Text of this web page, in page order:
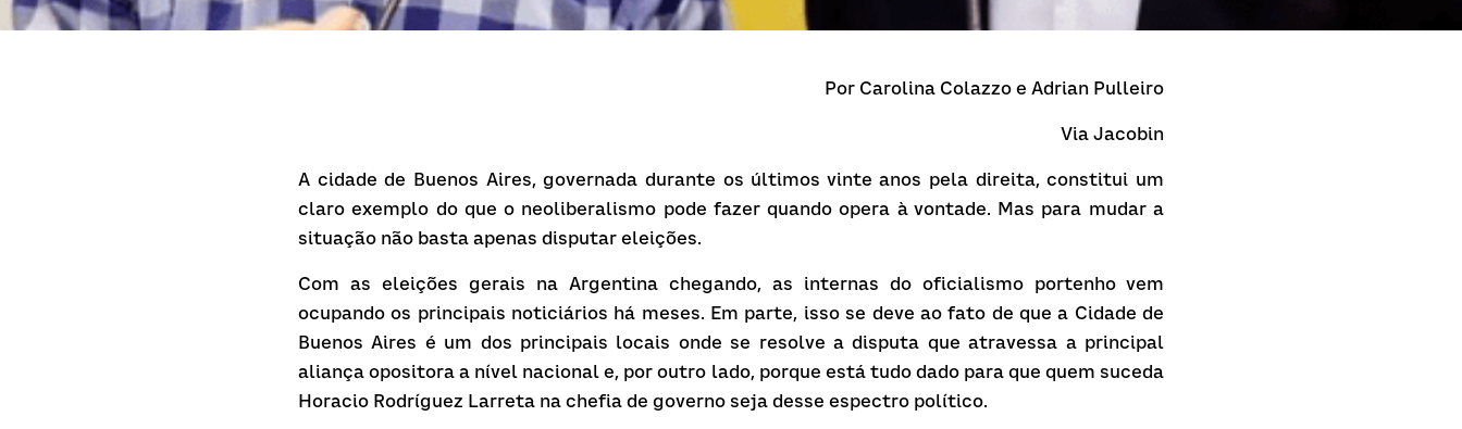
Por Carolina Colazzo e Adrian Pulleiro
Via Jacobin
A cidade de Buenos Aires, governada durante os últimos vinte anos pela direita, constitui um
claro exemplo do que o neoliberalismo pode fazer quando opera à vontade. Mas para mudar a
situação não basta apenas disputar eleições.
Com as eleições gerais na Argentina chegando, as internas do oficialismo portenho vem
ocupando os principais noticiários há meses. Em parte, isso se deve ao fato de que a Cidade de
Buenos Aires é um dos principais locais onde se resolve a disputa que atravessa a principal
aliança opositora a nível nacional e, por outro lado, porque está tudo dado para que quem suceda
Horacio Rodríguez Larreta na chefia de governo seja desse espectro político.